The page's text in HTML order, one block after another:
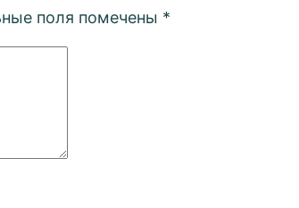
поля помечены *